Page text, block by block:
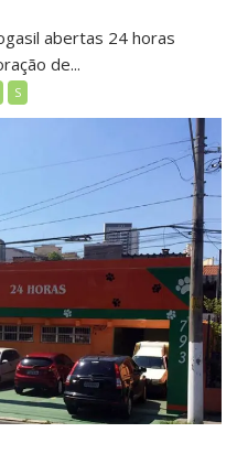
abertas 24 horas
de...
S